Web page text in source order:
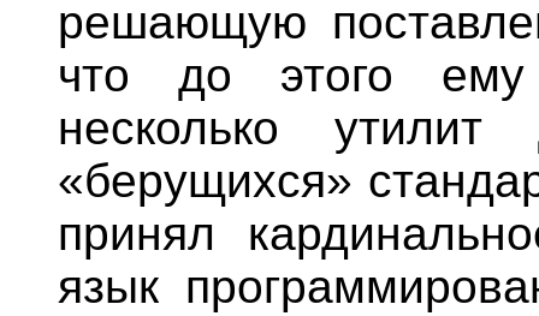
решающую
что до этого
несколько
«берущихся»
принял
язык